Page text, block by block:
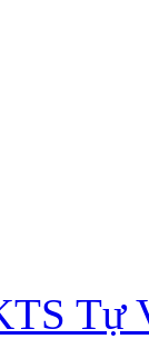
Tự